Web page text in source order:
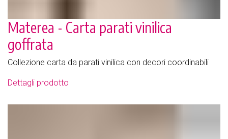
Materea - Carta parati vinilica
goffrata
Collezione carta da parati vinilica con decori coordinabili
Dettagli prodotto